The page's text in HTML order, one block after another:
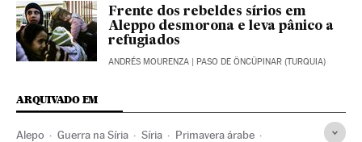
Frente dos rebeldes sírios em
Aleppo desmorona e leva pânico a
refugiados
ANDRÉS MOURENZA | PASO DE ÖNCÜPINAR (TURQUIA)
ARQUIVADO EM
Alepo Guerra na Síria Síria Primavera árabe